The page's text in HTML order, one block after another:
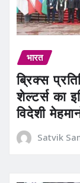
भारत
ब्रिक्स
शेल्टर्स का
विदेशी
Satvik